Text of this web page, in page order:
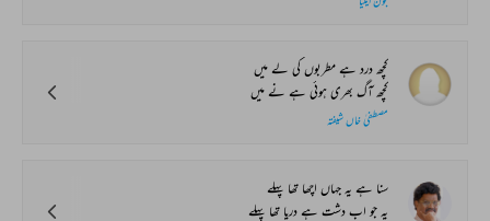
کچھ درد ہے مطربوں کی لے میں
کچھ آگ بھری ہوئی ہے نے میں
مصطفیٰ خاں شیفتہ
سنا ہے یہ جہاں اچھا تھا پہلے
یہ جو اب دشت ہے دریا تھا پہلے